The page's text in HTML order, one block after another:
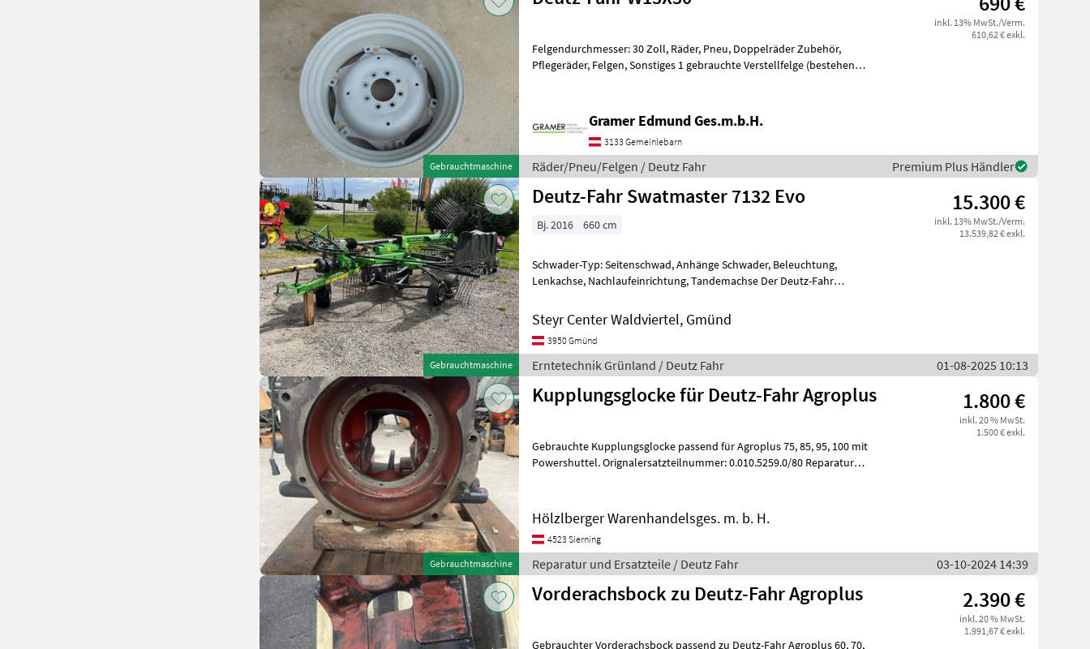
Gebrauchtmaschine
inkl. 13% MwSt./Verm.
610,62 € exkl.
Felgendurchmesser: 30 Zoll, Räder, Pneu, Doppelräder Zubehör,
Pflegeräder, Felgen, Sonstiges 1 gebrauchte Verstellfelge (bestehend
Gramer Edmund Ges.m.b.H.
3133 Gemeinlebarn
Räder/Pneu/Felgen / Deutz Fahr Premium Plus Händler
Gebrauchtmaschine
Deutz-Fahr Swatmaster 7132 Evo 15.300 €
inkl. 13% MwSt./Verm.
13.539,82 € exkl.
Bj. 2016 660 cm
Schwader-Typ: Seitenschwad, Anhänge Schwader, Beleuchtung,
Lenkachse, Nachlaufeinrichtung, Tandemachse Der Deutz-Fahr
Steyr Center Waldviertel, Gmünd
3950 Gmünd
Erntetechnik Grünland / Deutz Fahr 01-08-2025 10:13
Gebrauchtmaschine
Kupplungsglocke für Deutz-Fahr Agroplus 1.800 €
inkl. 20 % MwSt.
1.500 € exkl.
Gebrauchte Kupplungsglocke passend für Agroplus 75, 85, 95, 100 mit
Powershuttel. Orignalersatzteilnummer: 0.010.5259.0/80 Reparatur
Hölzlberger Warenhandelsges. m. b. H.
4523 Sierning
Reparatur und Ersatzteile / Deutz Fahr 03-10-2024 14:39
Vorderachsbock zu Deutz-Fahr Agroplus 2.390 €
inkl. 20 % MwSt.
1.991,67 € exkl.
Gebrauchter Vorderachsbock passend zu Deutz-Fahr Agroplus 60, 70,